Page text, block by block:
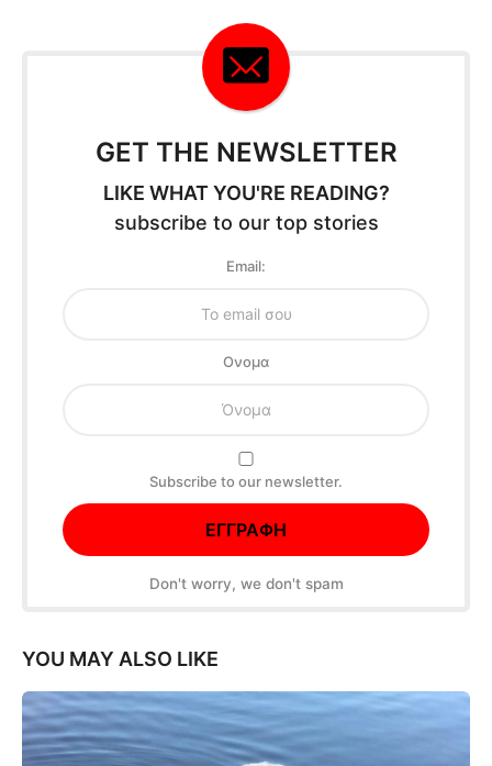
GET THE NEWSLETTER
LIKE WHAT YOU'RE READING?
subscribe to our top stories
Email:
Oνομα
Subscribe to our newsletter.
Don't worry, we don't spam
YOU MAY ALSO LIKE